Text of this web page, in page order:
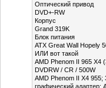
Оптический привод
DVD+-RW
Корпус
Grand 319K
Блок питания
ATX Great Wall Hopely
ИЛИ вот такой
AMD Phenom II 965 X4
DVDRW / CR / 500W
AMD Phenom II X4 955;
графический адаптер: